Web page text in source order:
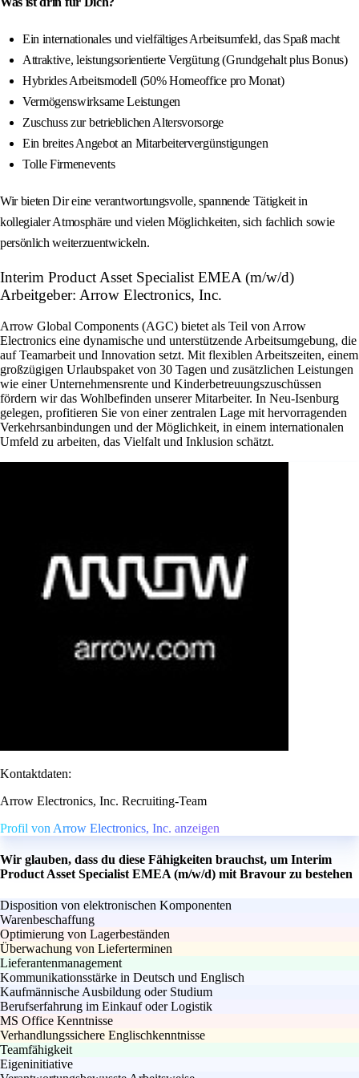
Ein internationales und vielfältiges Arbeitsumfeld, das Spaß macht
Attraktive, leistungsorientierte Vergütung (Grundgehalt plus Bonus)
Hybrides Arbeitsmodell (50% Homeoffice pro Monat)
Vermögenswirksame Leistungen
Zuschuss zur betrieblichen Altersvorsorge
Ein breites Angebot an Mitarbeitervergünstigungen
Tolle Firmenevents
Wir bieten Dir eine verantwortungsvolle, spannende Tätigkeit in
kollegialer Atmosphäre und vielen Möglichkeiten, sich fachlich sowie
persönlich weiterzuentwickeln.
Interim Product Asset Specialist EMEA (m/w/d)
Arbeitgeber: Arrow Electronics, Inc.
Arrow Global Components (AGC) bietet als Teil von Arrow
Electronics eine dynamische und unterstützende Arbeitsumgebung, die
auf Teamarbeit und Innovation setzt. Mit flexiblen Arbeitszeiten, einem
großzügigen Urlaubspaket von 30 Tagen und zusätzlichen Leistungen
wie einer Unternehmensrente und Kinderbetreuungszuschüssen
fördern wir das Wohlbefinden unserer Mitarbeiter. In Neu-Isenburg
gelegen, profitieren Sie von einer zentralen Lage mit hervorragenden
Verkehrsanbindungen und der Möglichkeit, in einem internationalen
Umfeld zu arbeiten, das Vielfalt und Inklusion schätzt.
Kontaktdaten:
Arrow Electronics, Inc. Recruiting-Team
Profil von Arrow Electronics, Inc. anzeigen
Wir glauben, dass du diese Fähigkeiten brauchst, um Interim
Product Asset Specialist EMEA (m/w/d) mit Bravour zu bestehen
Disposition von elektronischen Komponenten
Warenbeschaffung
Optimierung von Lagerbeständen
Überwachung von Lieferterminen
Lieferantenmanagement
Kommunikationsstärke in Deutsch und Englisch
Kaufmännische Ausbildung oder Studium
Berufserfahrung im Einkauf oder Logistik
MS Office Kenntnisse
Verhandlungssichere Englischkenntnisse
Teamfähigkeit
Eigeninitiative